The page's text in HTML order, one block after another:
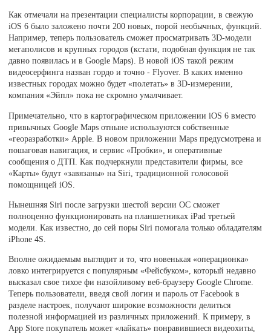
Как отмечали на презентации специалисты корпорации, в свежую
iOS 6 было заложено почти 200 новых, порой необычных, функций.
Например, теперь пользователь сможет просматривать 3D-модели
мегаполисов и крупных городов (кстати, подобная функция не так
давно появилась и в Google Maps). В новой iOS такой режим
видеосерфинга назван гордо и точно - Flyover. В каких именно
известных городах можно будет «полетать» в 3D-измерении,
компания «Эйпл» пока не скромно умалчивает.
Примечательно, что в картографическом приложении iOS 6 вместо
привычных Google Maps отныне используются собственные
«георазработки» Apple. В новом приложении Maps предусмотрена и
пошаговая навигация, и сервис «Пробки», и оперативные
сообщения о ДТП. Как подчеркнули представители фирмы, все
«Карты» будут «завязаны» на Siri, традиционной голосовой
помощницей iOS.
Нынешняя Siri после загрузки шестой версии ОС сможет
полноценно функционировать на планшетниках iPad третьей
модели. Как известно, до сей поры Siri помогала только обладателям
iPhone 4S.
Вполне ожидаемым выглядит и то, что новенькая «операционка»
ловко интегрируется с популярным «Фейсбуком», который недавно
высказал свое тихое фи назойливому веб-браузеру Google Chrome.
Теперь пользователи, введя свой логин и пароль от Facebook в
разделе настроек, получают широкие возможности делиться
полезной информацией из различных приложений. К примеру, в
App Store покупатель может «лайкать» понравившиеся видеохиты,